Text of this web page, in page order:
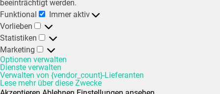
beeinträchtigt werden.
Funktional
Immer aktiv
Vorlieben
Statistiken
Marketing
Optionen verwalten
Dienste verwalten
Verwalten von {vendor_count}-Lieferanten
Lese mehr über diese Zwecke